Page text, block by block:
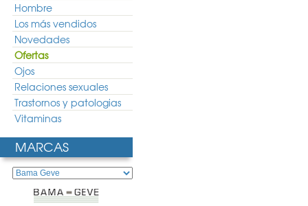
Hombre
Los más vendidos
Novedades
Ofertas
Ojos
Relaciones sexuales
Trastornos y patologias
Vitaminas
MARCAS